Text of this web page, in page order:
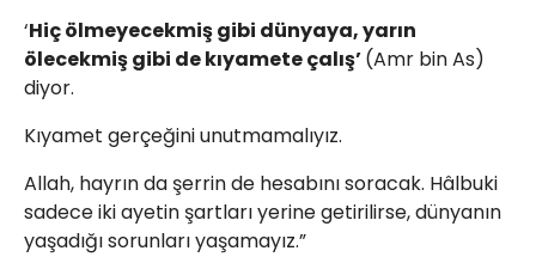
‘Hiç ölmeyecekmiş gibi dünyaya, yarın
ölecekmiş gibi de kıyamete çalış’(Amr bin As)
diyor.
Kıyamet gerçeğini unutmamalıyız.
Allah, hayrın da şerrin de hesabını soracak. Hâlbuki
sadece iki ayetin şartları yerine getirilirse, dünyanın
yaşadığı sorunları yaşamayız.”